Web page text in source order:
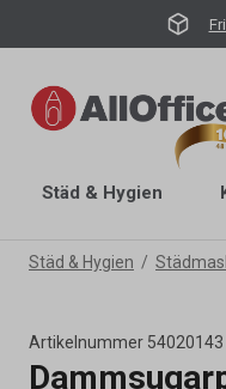
Städ & Hygien
Städ & Hygien
Artikelnummer 54020143